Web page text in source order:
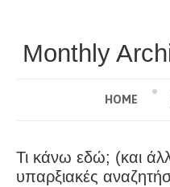
Monthly
HOME
Τι κάνω εδώ; (και
υπαρξιακές